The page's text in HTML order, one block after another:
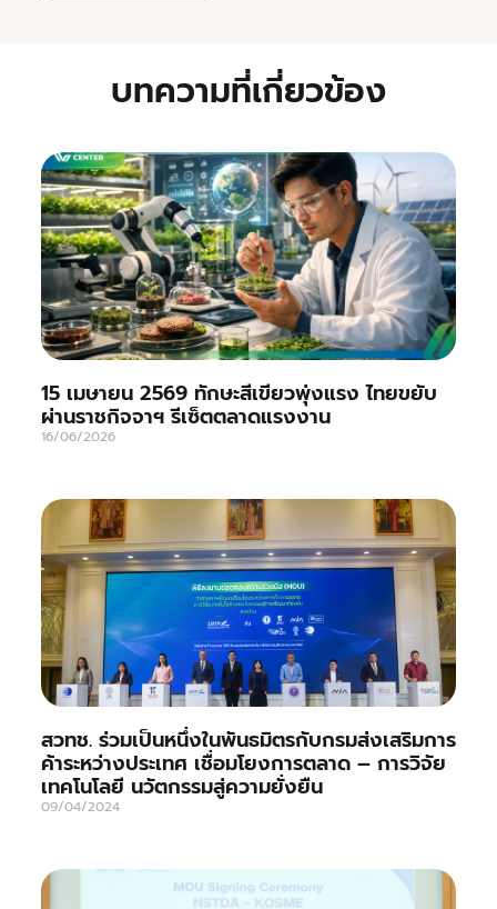
บทความที่เกี่ยวข้อง
15 เมษายน 2569 ทักษะสีเขียวพุ่งแรง ไทยขยับ
ผ่านราชกิจจาฯ รีเซ็ตตลาดแรงงาน
16/06/2026
สวทช. ร่วมเป็นหนึ่งในพันธมิตรกับกรมส่งเสริมการ
ค้าระหว่างประเทศ เชื่อมโยงการตลาด – การวิจัย
เทคโนโลยี นวัตกรรมสู่ความยั่งยืน
09/04/2024